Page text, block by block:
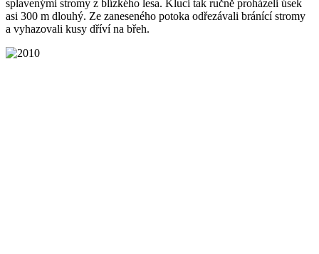
splavenými stromy z blízkého lesa. Kluci tak ručně proházeli úsek
asi 300 m dlouhý. Ze zaneseného potoka odřezávali bránící stromy
a vyhazovali kusy dříví na břeh.